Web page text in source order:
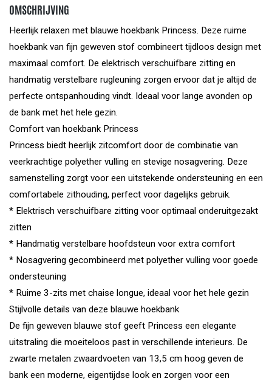
OMSCHRIJVING
Heerlijk relaxen met blauwe hoekbank Princess. Deze ruime
hoekbank van fijn geweven stof combineert tijdloos design met
maximaal comfort. De elektrisch verschuifbare zitting en
handmatig verstelbare rugleuning zorgen ervoor dat je altijd de
perfecte ontspanhouding vindt. Ideaal voor lange avonden op
de bank met het hele gezin.
Comfort van hoekbank Princess
Princess biedt heerlijk zitcomfort door de combinatie van
veerkrachtige polyether vulling en stevige nosagvering. Deze
samenstelling zorgt voor een uitstekende ondersteuning en een
comfortabele zithouding, perfect voor dagelijks gebruik.
* Elektrisch verschuifbare zitting voor optimaal onderuitgezakt
zitten
* Handmatig verstelbare hoofdsteun voor extra comfort
* Nosagvering gecombineerd met polyether vulling voor goede
ondersteuning
* Ruime 3-zits met chaise longue, ideaal voor het hele gezin
Stijlvolle details van deze blauwe hoekbank
De fijn geweven blauwe stof geeft Princess een elegante
uitstraling die moeiteloos past in verschillende interieurs. De
zwarte metalen zwaardvoeten van 13,5 cm hoog geven de
bank een moderne, eigentijdse look en zorgen voor een